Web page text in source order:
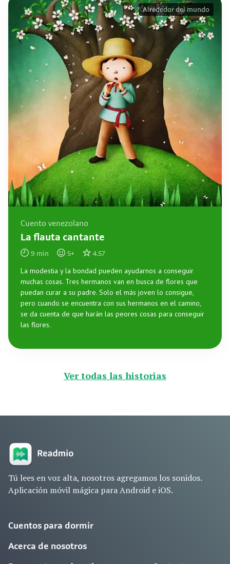
Cuento venezolano
La flauta cantante
9 min 5+ 4.57
La modestia y la bondad pueden ayudarnos a conseguir
muchas cosas. Tres hermanos van en busca de flores que
puedan curar a su padre. Solo el más joven lo consigue,
pero cuando se encuentra con sus hermanos en el camino,
se da cuenta de que harán las peores cosas para conseguir
las flores.
Alrededor del mundo
Ver todas las historias
Tú lees en voz alta, nosotros agregamos los sonidos.
Aplicación móvil mágica para Android e iOS.
Cuentos para dormir
Acerca de nosotros